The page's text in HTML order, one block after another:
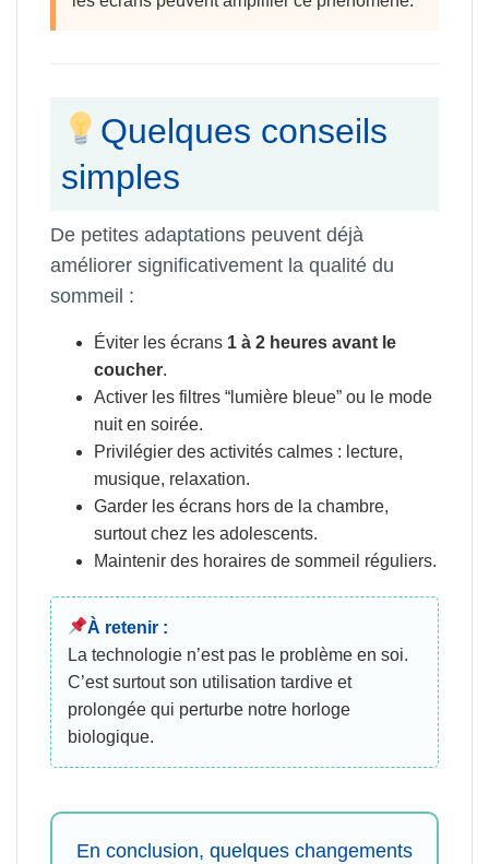
Quelques conseils
simples
De petites adaptations peuvent déjà
améliorer significativement la qualité du
sommeil :
Éviter les écrans 1 à 2 heures avant le
coucher.
Activer les filtres “lumière bleue” ou le mode
nuit en soirée.
Privilégier des activités calmes : lecture,
musique, relaxation.
Garder les écrans hors de la chambre,
surtout chez les adolescents.
Maintenir des horaires de sommeil réguliers.
À retenir :
La technologie n’est pas le problème en soi.
C’est surtout son utilisation tardive et
prolongée qui perturbe notre horloge
biologique.
En conclusion, quelques changements